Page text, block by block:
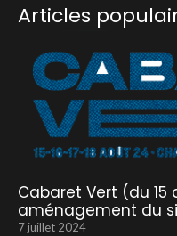
Articles
Cabaret Vert (du 15
aménagement du
7 juillet 2024